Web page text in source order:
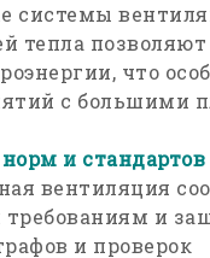
системы
тепла
что
с большими
и стандартов
вентиляция
и
и проверок